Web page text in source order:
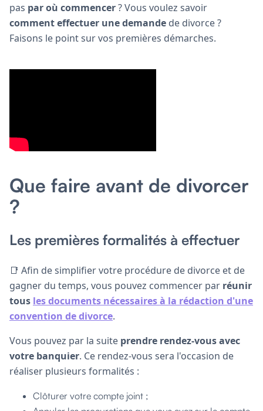
pas par où commencer? Vous voulez savoir
comment effectuer une demande de divorce ?
Faisons le point sur vos premières démarches.
Que faire avant de divorcer
?
Les premières formalités à effectuer
📑 Afin de simplifier votre procédure de divorce et de
gagner du temps, vous pouvez commencer par réunir
tous les documents nécessaires à la rédaction d'une
convention de divorce.
Vous pouvez par la suite prendre rendez-vous avec
votre banquier. Ce rendez-vous sera l'occasion de
réaliser plusieurs formalités :
Clôturer votre compte joint ;